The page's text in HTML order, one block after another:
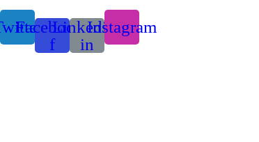
Facebook-
f
Linkedin-
in
Instagram